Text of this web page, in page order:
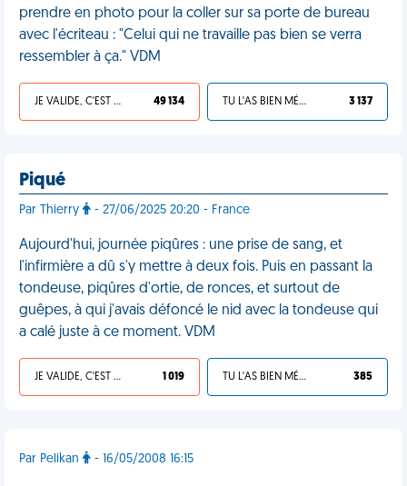
prendre en photo pour la coller sur sa porte de bureau
avec l'écriteau : "Celui qui ne travaille pas bien se verra
ressembler à ça." VDM
JE VALIDE, C'EST UNE VDM 49 134 TU L'AS BIEN MÉRITÉ 3 137
Piqué
Par Thierry - 27/06/2025 20:20 - France
Aujourd'hui, journée piqûres : une prise de sang, et
l'infirmière a dû s'y mettre à deux fois. Puis en passant la
tondeuse, piqûres d'ortie, de ronces, et surtout de
guêpes, à qui j'avais défoncé le nid avec la tondeuse qui
a calé juste à ce moment. VDM
JE VALIDE, C'EST UNE VDM 1 019 TU L'AS BIEN MÉRITÉ 385
Par Pelikan - 16/05/2008 16:15